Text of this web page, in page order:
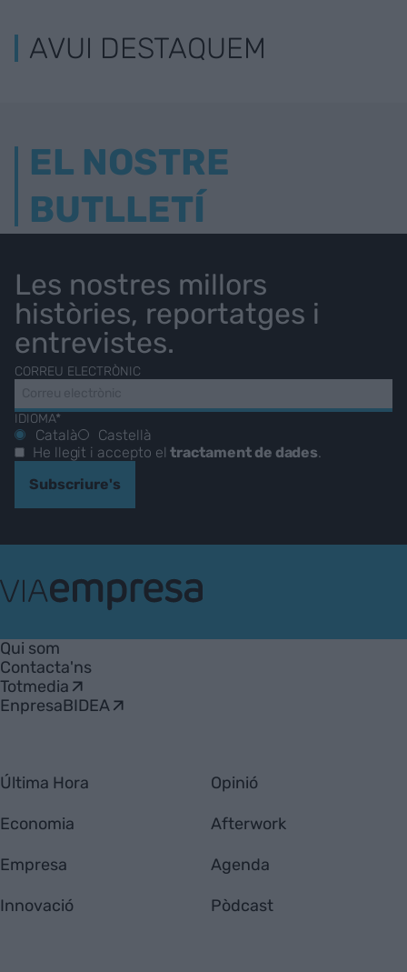
AVUI DESTAQUEM
EL NOSTRE
BUTLLETÍ
Les nostres millors
històries, reportatges i
entrevistes.
CORREU ELECTRÒNIC
IDIOMA*
Català
Castellà
He llegit i accepto eltractament de dades.
Subscriure's
Empresa
Qui som
Contacta'ns
Totmedia
EnpresaBIDEA
Última Hora
Economia
Empresa
Innovació
Opinió
Afterwork
Agenda
Pòdcast